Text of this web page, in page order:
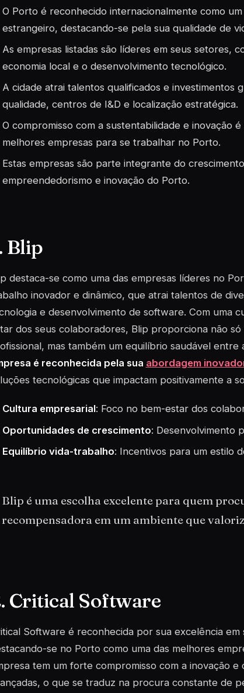
O Porto é reconhecido internacionalmente como
estrangeiro, destacando-se pela sua qualidade de
As empresas listadas são líderes em seus setores,
economia local e o desenvolvimento tecnológico.
A cidade atrai talentos qualificados e investimentos
qualidade, centros de I&D e localização estratégica.
O compromisso com a sustentabilidade e inovação
melhores empresas para se trabalhar no Porto.
Estas empresas são parte integrante do
empreendedorismo e inovação do Porto.
Blip
destaca-se como uma das empresas líderes no
inovador e dinâmico, que atrai talentos de
e desenvolvimento de software. Com uma
dos seus colaboradores, Blip proporciona não
mas também um equilíbrio saudável entre
é reconhecida pela sua abordagem
tecnológicas que impactam positivamente a
Cultura empresarial: Foco no bem-estar dos
Oportunidades de crescimento: Desenvolvimento
Equilíbrio vida-trabalho: Incentivos para um estilo
Blip é uma escolha excelente para quem
recompensadora em um ambiente que
Critical Software
Software é reconhecida por sua excelência em
se no Porto como uma das melhores
tem um forte compromisso com a inovação
o que se traduz na procura constante de